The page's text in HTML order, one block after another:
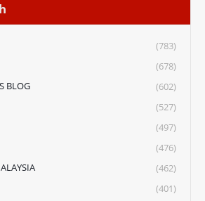
(783)
(678)
BLOG
(602)
(527)
(497)
(476)
(462)
(401)